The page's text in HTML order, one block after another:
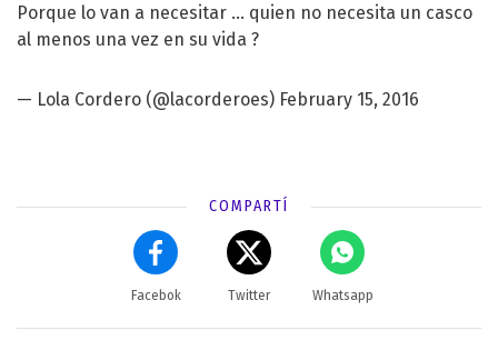
Porque lo van a necesitar ... quien no necesita un casco
al menos una vez en su vida ?
— Lola Cordero (@lacorderoes) February 15, 2016
COMPARTÍ
Facebok Twitter Whatsapp